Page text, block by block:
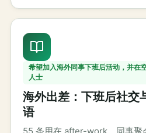
希望加入海外同事下班后活动，并在
人士
海外出差：下班后社交
语